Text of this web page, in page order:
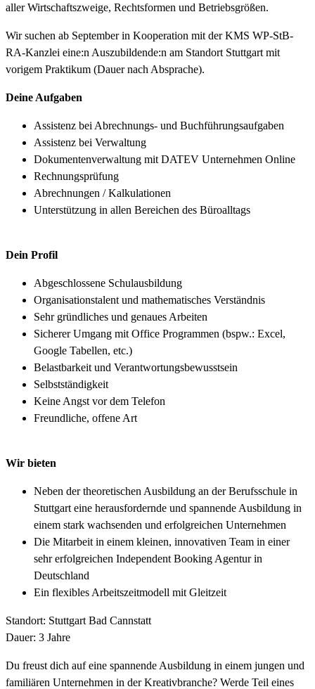
aller Wirtschaftszweige, Rechtsformen und Betriebsgrößen.
Wir suchen ab September in Kooperation mit der KMS WP-StB-
RA-Kanzlei eine:n Auszubildende:n am Standort Stuttgart mit
vorigem Praktikum (Dauer nach Absprache).
Deine Aufgaben
Assistenz bei Abrechnungs- und Buchführungsaufgaben
Assistenz bei Verwaltung
Dokumentenverwaltung mit DATEV Unternehmen Online
Rechnungsprüfung
Abrechnungen / Kalkulationen
Unterstützung in allen Bereichen des Büroalltags
Dein Profil
Abgeschlossene Schulausbildung
Organisationstalent und mathematisches Verständnis
Sehr gründliches und genaues Arbeiten
Sicherer Umgang mit Office Programmen (bspw.: Excel,
Google Tabellen, etc.)
Belastbarkeit und Verantwortungsbewusstsein
Selbstständigkeit
Keine Angst vor dem Telefon
Freundliche, offene Art
Wir bieten
Neben der theoretischen Ausbildung an der Berufsschule in
Stuttgart eine herausfordernde und spannende Ausbildung in
einem stark wachsenden und erfolgreichen Unternehmen
Die Mitarbeit in einem kleinen, innovativen Team in einer
sehr erfolgreichen Independent Booking Agentur in
Deutschland
Ein flexibles Arbeitszeitmodell mit Gleitzeit
Standort: Stuttgart Bad Cannstatt
Dauer: 3 Jahre
Du freust dich auf eine spannende Ausbildung in einem jungen und
familiären Unternehmen in der Kreativbranche? Werde Teil eines